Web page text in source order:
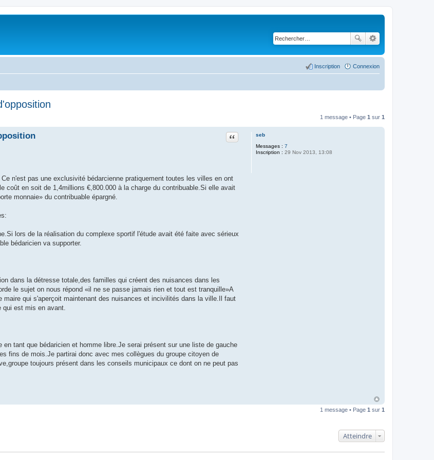
Connexion
Inscription
1 message • Page 1 sur 1
seb
Messages : 7
Inscription : 29 Nov 2013, 13:08
Citer
n'est pas une exclusivité bédarcienne pratiquement toutes les villes en ont
coût en soit de 1,4millions €,800.000 à la charge du contribuable.Si elle avait
monnaie» du contribuable épargné.
lors de la réalisation du complexe sportif l'étude avait été faite avec sérieux
bédaricien va supporter.
dans la détresse totale,des familles qui créent des nuisances dans les
le sujet on nous répond «il ne se passe jamais rien et tout est tranquille»A
qui s'aperçoit maintenant des nuisances et incivilités dans la ville.Il faut
est mis en avant.
tant que bédaricien et homme libre.Je serai présent sur une liste de gauche
fins de mois.Je partirai donc avec mes collègues du groupe citoyen de
toujours présent dans les conseils municipaux ce dont on ne peut pas
1 message • Page 1 sur 1
Atteindre